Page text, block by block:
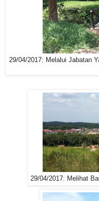
29/04/2017: Melalui Jabatan
29/04/2017: Melihat